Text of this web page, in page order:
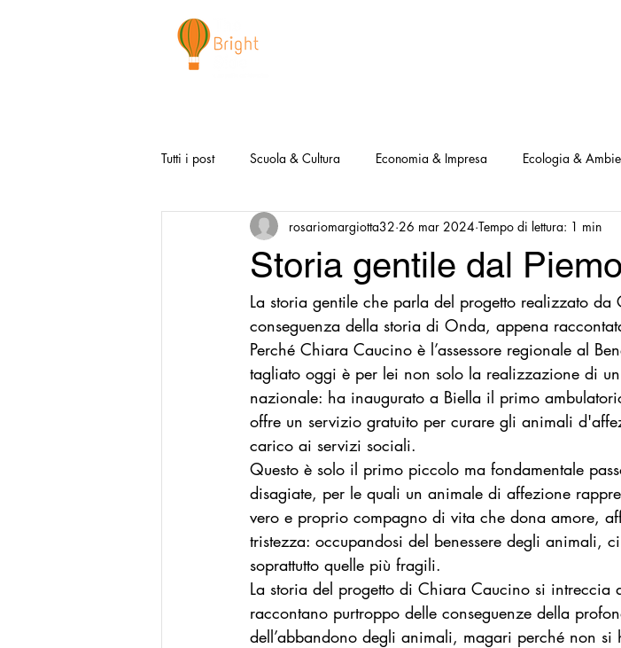
Tutti i post Scuola & Cultura Economia & Impresa Ecologia &
Media & Social Canzoni Positive Interviste Positive
Salute e Benessere Redazionali Leggo Positivo Dammi solo
Modello Napoli Video la Buona Notizia Consumatori goodnews
La Buona Pubblica Amministrazione
Modello Reggio Calabria Modello Bari Donna goodnews
Storia gentile dal
rosariomargiotta32 26 mar 2024 Tempo di lettura: 1 min
La storia gentile che parla del progetto realizzato
conseguenza della storia di Onda, appena
Perché Chiara Caucino è l’assessore regionale al
tagliato oggi è per lei non solo la realizzazione di
nazionale: ha inaugurato a Biella il primo
offre un servizio gratuito per curare gli animali
carico ai servizi sociali.
Questo è solo il primo piccolo ma fondamentale
disagiate, per le quali un animale di affezione
vero e proprio compagno di vita che dona amore,
tristezza: occupandosi del benessere degli animali,
soprattutto quelle più fragili.
La storia del progetto di Chiara Caucino si intreccia
raccontano purtroppo delle conseguenze della
dell’abbandono degli animali, magari perché non